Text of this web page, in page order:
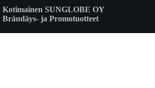
to
content
Kotimainen SUNGLOBE OY
Brändäys- ja Promotuotteet